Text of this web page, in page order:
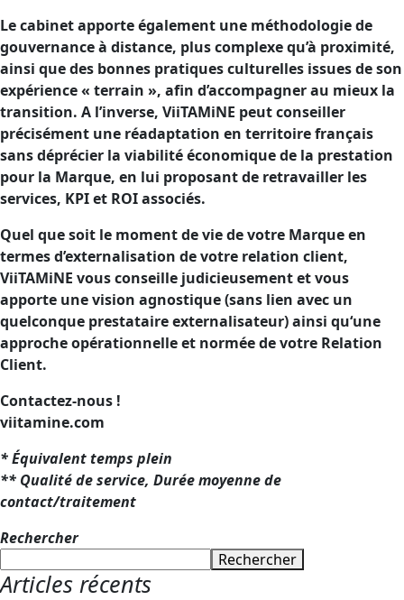
Le cabinet apporte également une méthodologie de
gouvernance à distance, plus complexe qu’à proximité,
ainsi que des bonnes pratiques culturelles issues de son
expérience « terrain », afin d’accompagner au mieux la
transition. A l’inverse, ViiTAMiNE peut conseiller
précisément une réadaptation en territoire français
sans déprécier la viabilité économique de la prestation
pour la Marque, en lui proposant de retravailler les
services, KPI et ROI associés.
Quel que soit le moment de vie de votre Marque en
termes d’externalisation de votre relation client,
ViiTAMiNE vous conseille judicieusement et vous
apporte une vision agnostique (sans lien avec un
quelconque prestataire externalisateur) ainsi qu‘une
approche opérationnelle et normée de votre Relation
Client.
Contactez-nous !
viitamine.com
* Équivalent temps plein
** Qualité de service, Durée moyenne de
contact/traitement
Rechercher
Rechercher
Articles récents